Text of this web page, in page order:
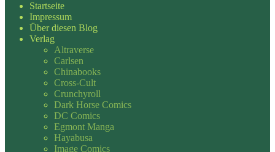
Startseite
Impressum
Über diesen Blog
Verlag
Altraverse
Carlsen
Chinabooks
Cross-Cult
Crunchyroll
Dark Horse Comics
DC Comics
Egmont Manga
Hayabusa
Image Comics